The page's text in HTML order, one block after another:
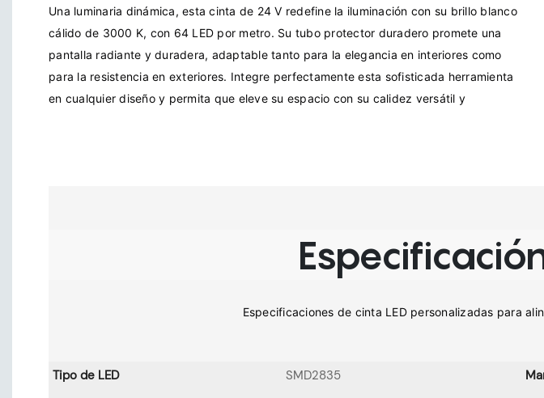
Una luminaria dinámica, esta cinta de 24 V redefine la iluminación con su brillo blanco
cálido de 3000 K, con 64 LED por metro. Su tubo protector duradero promete una
pantalla radiante y duradera, adaptable tanto para la elegancia en interiores como
para la resistencia en exteriores. Integre perfectamente esta sofisticada herramienta
Tipo de LED SMD2835